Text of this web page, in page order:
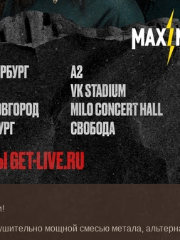
мощной смесью метала,